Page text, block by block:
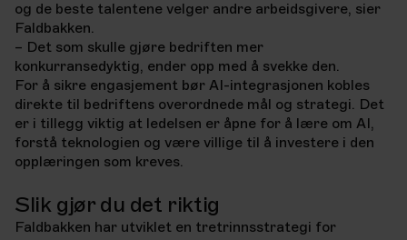
og de beste talentene velger andre arbeidsgivere, sier
Faldbakken.
– Det som skulle gjøre bedriften mer
konkurransedyktig, ender opp med å svekke den.
For å sikre engasjement bør AI-integrasjonen kobles
direkte til bedriftens overordnede mål og strategi. Det
er i tillegg viktig at ledelsen er åpne for å lære om AI,
forstå teknologien og være villige til å investere i den
opplæringen som kreves.
Slik gjør du det riktig
Faldbakken har utviklet en tretrinnsstrategi for